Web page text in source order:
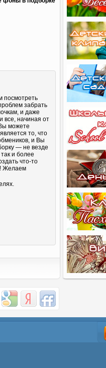
посмотреть
забрать
и даже
все, начиная от
можете
то, что
и Вы
— не везде
и более
что-то
Желаем